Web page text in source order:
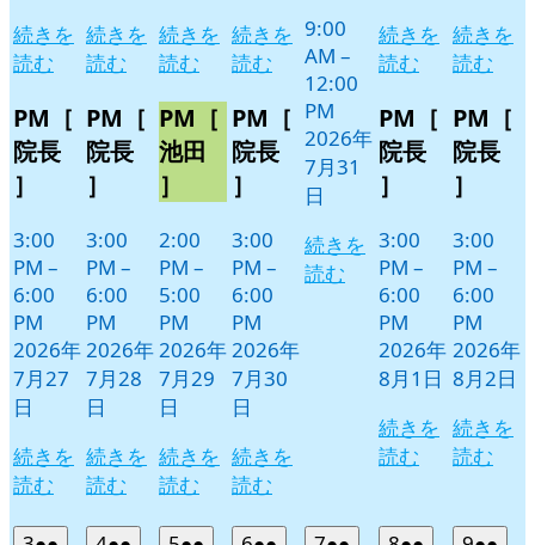
続きを
読む
PM［
院長
］
3:00
PM –
6:00
PM
2026年
7月27
日
続きを
読む
続きを
読む
PM［
院長
］
3:00
PM –
6:00
PM
2026年
7月28
日
続きを
読む
続きを
読む
PM［
池田
］
2:00
PM –
5:00
PM
2026年
7月29
日
続きを
読む
続きを
読む
PM［
院長
］
3:00
PM –
6:00
PM
2026年
7月30
日
続きを
読む
9:00
AM –
12:00
PM
2026年
7月31
日
続きを
読む
続きを
読む
PM［
院長
］
3:00
PM –
6:00
PM
2026年
8月1日
続きを
読む
続きを
読む
PM［
院長
］
3:00
PM –
6:00
PM
2026年
8月2日
続きを
読む